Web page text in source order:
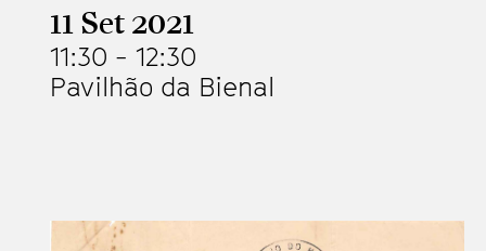
11 Set 2021
11:30 - 12:30
Pavilhão da Bienal